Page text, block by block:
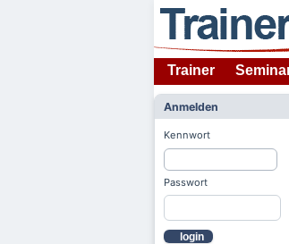
Trainer
Anmelden
Kennwort
Passwort
login